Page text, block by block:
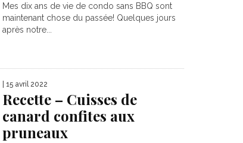
Mes dix ans de vie de condo sans BBQ sont
maintenant chose du passée! Quelques jours
après notre...
| 15 avril 2022
Recette – Cuisses de
canard confites aux
pruneaux